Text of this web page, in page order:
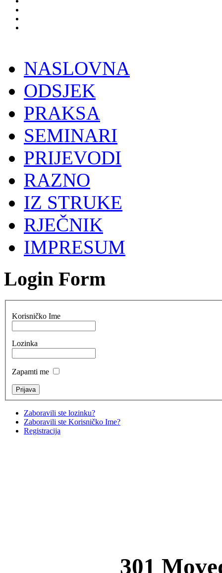
NASLOVNA
ODSJEK
PRAKSA
SEMINARI
PRIJEVODI
RAZNO
IZ STRUKE
RJEČNIK
IMPRESUM
Login Form
Korisničko Ime
Lozinka
Zapamti me
Zaboravili ste lozinku?
Zaboravili ste Korisničko Ime?
Registracija
301